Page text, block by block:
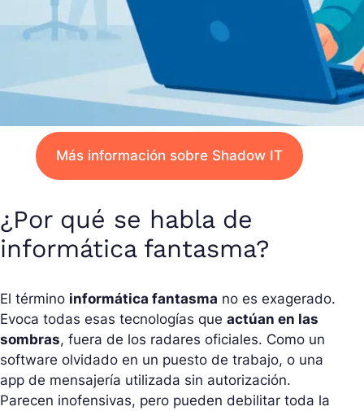
Más información sobre Shadow IT
¿Por qué se habla de
informática fantasma?
El término informática fantasma no es exagerado.
Evoca todas esas tecnologías que actúan en las
sombras, fuera de los radares oficiales. Como un
software olvidado en un puesto de trabajo, o una
app de mensajería utilizada sin autorización.
Parecen inofensivas, pero pueden debilitar toda la